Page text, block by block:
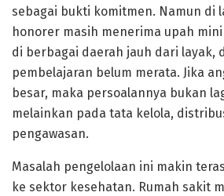
sebagai bukti komitmen. Namun di
honorer masih menerima upah
di berbagai daerah jauh dari layak,
pembelajaran belum merata. Jika
besar, maka persoalannya bukan
melainkan pada tata kelola,
pengawasan.
Masalah pengelolaan ini makin
ke sektor kesehatan. Rumah sakit